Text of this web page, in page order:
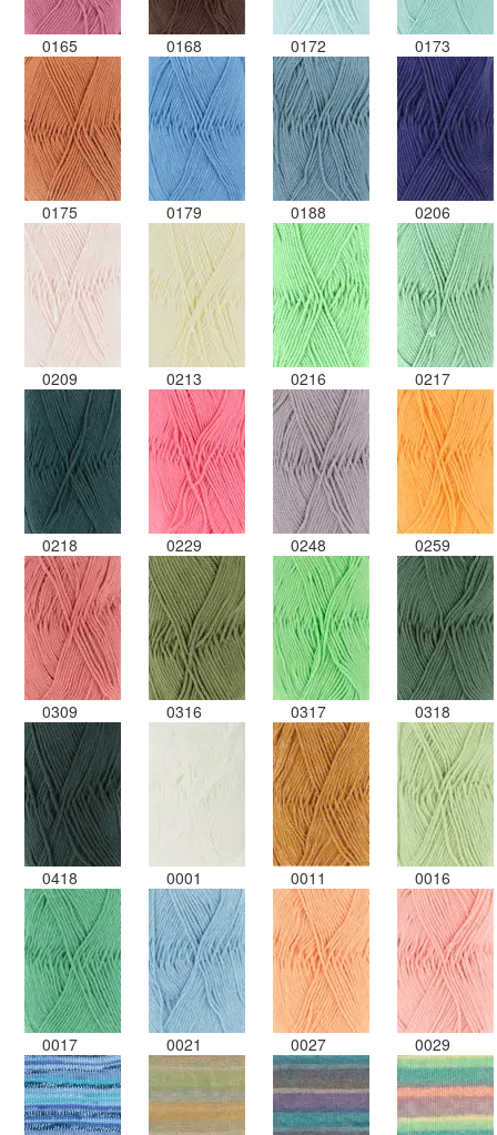
0165 0168 0172 0173
0175 0179 0188 0206
0209 0213 0216 0217
0218 0229 0248 0259
0309 0316 0317 0318
0418 0001 0011 0016
0017 0021 0027 0029